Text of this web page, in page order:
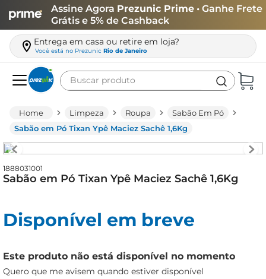
Assine Agora Prezunic Prime • Ganhe Frete
Grátis e 5% de Cashback
Entrega em casa ou retire em loja?
Você está no Prezunic Rio de Janeiro
Buscar produto
Limpeza Roupa
Sabão Em Pó
Sabão em Pó Tixan Ypê Maciez Sachê 1,6Kg
1888031001
Sabão em Pó Tixan Ypê Maciez Sachê 1,6Kg
Disponível em breve
Este produto não está disponível no momento
Quero que me avisem quando estiver disponível
leite
queijo
biscoito